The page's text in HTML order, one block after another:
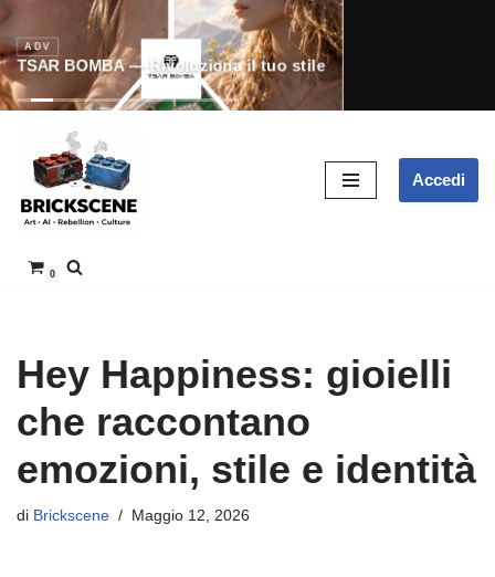
ADV
TSAR BOMBA — Rivoluziona il tuo stile
Vai
al
contenuto
Accedi
0
Hey Happiness: gioielli
che raccontano
emozioni, stile e identità
di Brickscene Maggio 12, 2026